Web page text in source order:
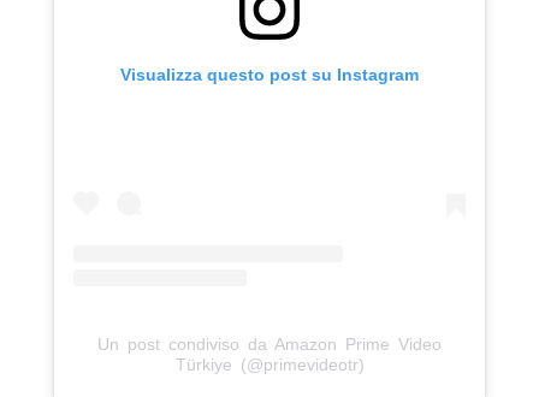
Visualizza questo post su Instagram
Un post condiviso da Amazon Prime Video
Türkiye (@primevideotr)